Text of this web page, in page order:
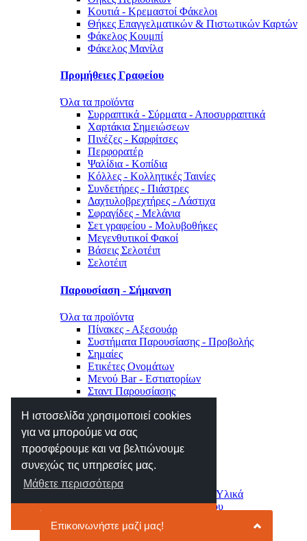
Η ιστοσελίδα χρησιμοποιεί cookies
για να μπορούμε να σας
προσφέρουμε και να βελτιώνουμε
συνεχώς τις υπηρεσίες μας.
Μάθετε περισσότερα
Κουτιά - Κρεμαστοί Φάκελοι
Θήκες Επαγγελματικών & Πιστωτικών Καρτών
Φάκελος Κουμπί
Φάκελος Μανίλα
Προμήθειες Γραφείου
Όλα τα προϊόντα
Συρραπτικά - Σύρματα - Αποσυρραπτικά
Χαρτάκια Σημειώσεων
Πινέζες - Καρφίτσες
Περφορατέρ
Ψαλίδια - Κοπίδια
Κόλλες - Κολλητικές Ταινίες
Συνδετήρες - Πιάστρες
Δαχτυλοβρεχτήρες - Λάστιχα
Σφραγίδες - Μελάνια
Σετ γραφείου - Μολυβοθήκες
Μεγενθυτικοί Φακοί
Βάσεις Σελοτέιπ
Σελοτέιπ
Παρουσίαση - Σήμανση
Όλα τα προϊόντα
Πίνακες - Αξεσουάρ
Συστήματα Παρουσίασης - Προβολής
Σημαίες
Ετικέτες Ονομάτων
Μενού Bar - Εστιατορίων
Σταντ Παρουσίασης
Μηχανές Γραφείου
Όλα τα προϊόντα
Αριθμομηχανές
Ετικετογράφοι - Αναλώσιμα
Μηχανές Πλαστικοποίησης - Υλικά
Φωτιστικά - Ρολόγια Γραφείου
Συρτάρια - Συρταριέρες
Κλειδοθήκες - Γραμματοκιβώτια